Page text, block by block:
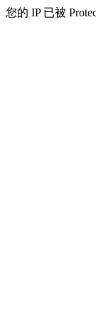
您的 IP 已被